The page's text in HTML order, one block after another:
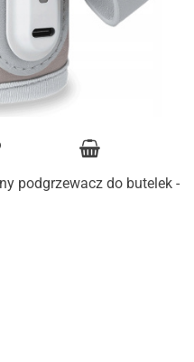
podgrzewacz do butelek -